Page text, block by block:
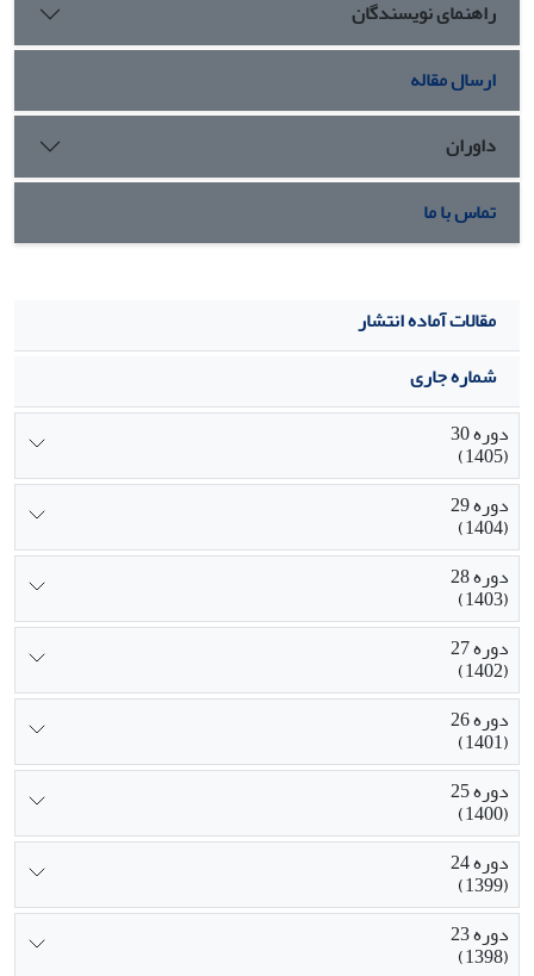
‏ای زوجی معنادار بوده است .‏
راهنمای نویسندگان
ارسال مقاله
داوران
تماس با ما
مقالات آماده انتشار
شماره جاری
دوره 30
(1405)
دوره 29
(1404)
دوره 28
(1403)
دوره 27
(1402)
دوره 26
(1401)
دوره 25
(1400)
دوره 24
(1399)
دوره 23
(1398)